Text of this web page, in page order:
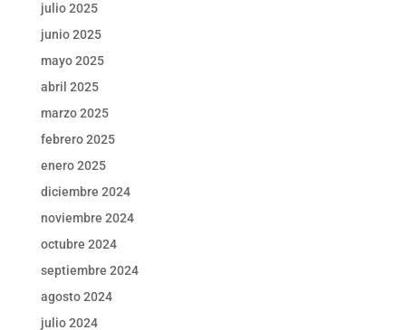
julio 2025
junio 2025
mayo 2025
abril 2025
marzo 2025
febrero 2025
enero 2025
diciembre 2024
noviembre 2024
octubre 2024
septiembre 2024
agosto 2024
julio 2024